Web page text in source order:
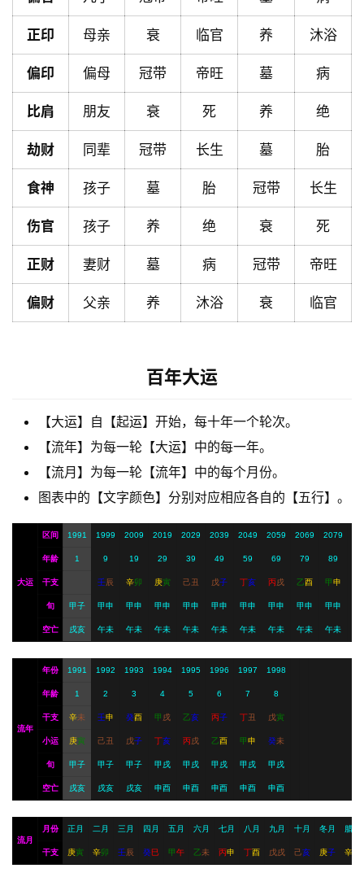
首
页
黄
历
占
卜
命
理
服
务
员
登录 注册
正印 母亲 衰 临官 养 沐浴
偏印 偏母 冠带 帝旺 墓 病
比肩 朋友 衰 死 养 绝
劫财 同辈 冠带 长生 墓 胎
食神 孩子 墓 胎 冠带 长生
伤官 孩子 养 绝 衰 死
正财 妻财 墓 病 冠带 帝旺
偏财 父亲 养 沐浴 衰 临官
百年大运
【大运】自【起运】开始，每十年一个轮次。
【流年】为每一轮【大运】中的每一年。
【流月】为每一轮【流年】中的每个月份。
图表中的【文字颜色】分别对应相应各自的【五行】。
大运
区间 1991 1999 2009 2019 2029 2039 2049 2059 2069 2079
年龄 1 9 19 29 39 49 59 69 79 89
干支 壬辰 辛卯 庚寅 己丑 戊子 丁亥 丙戌 乙酉 甲申
旬 甲子 甲申 甲申 甲申 甲申 甲申 甲申 甲申 甲申 甲申
空亡 戌亥 午未 午未 午未 午未 午未 午未 午未 午未 午未
流年
年份 1991 1992 1993 1994 1995 1996 1997 1998
年龄 1 2 3 4 5 6 7 8
干支 辛未 壬申 癸酉 甲 戌 乙亥 丙子 丁丑 戊寅
小运 庚寅 己丑 戊子 丁亥 丙戌 乙酉 甲申 癸未
旬 甲子 甲子 甲子 甲戌 甲戌 甲戌 甲戌 甲戌
空亡 戌亥 戌亥 戌亥 申酉 申酉 申酉 申酉 申酉
流月
月份 正月 二月 三月 四月 五月 六月 七月 八月 九月 十月 冬月 腊月
干支 庚寅 辛卯 壬辰 癸巳 甲午 乙未 丙申 丁酉 戊戌 己亥 庚子 辛